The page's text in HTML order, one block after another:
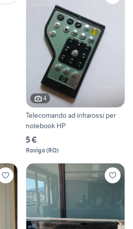
4
Telecomando ad infrarossi per
notebook HP
5 €
Rovigo(RO)